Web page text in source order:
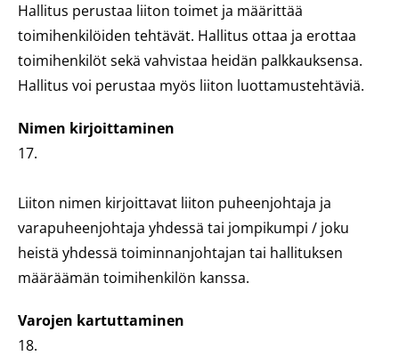
Hallitus perustaa liiton toimet ja määrittää
toimihenkilöiden tehtävät. Hallitus ottaa ja erottaa
toimihenkilöt sekä vahvistaa heidän palkkauksensa.
Hallitus voi perustaa myös liiton luottamustehtäviä.
Nimen kirjoittaminen
17.
Liiton nimen kirjoittavat liiton puheenjohtaja ja
varapuheenjohtaja yhdessä tai jompikumpi / joku
heistä yhdessä toiminnanjohtajan tai hallituksen
määräämän toimihenkilön kanssa.
Varojen kartuttaminen
18.